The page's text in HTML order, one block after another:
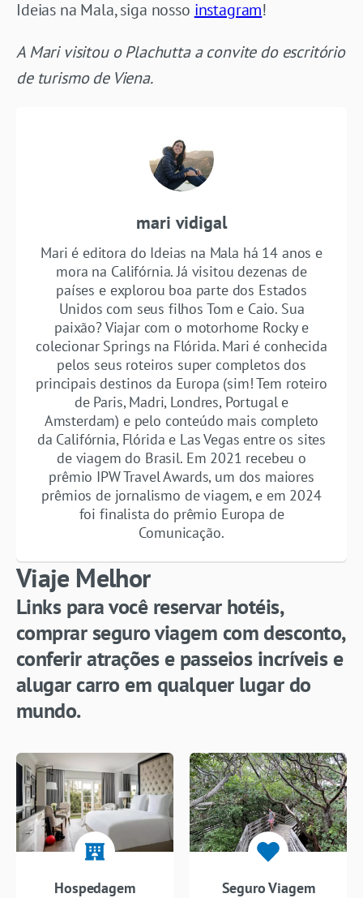
Ideias na Mala, siga nosso instagram!
A Mari visitou o Plachutta a convite do escritório
de turismo de Viena.
mari vidigal
Mari é editora do Ideias na Mala há 14 anos e
mora na Califórnia. Já visitou dezenas de
países e explorou boa parte dos Estados
Unidos com seus filhos Tom e Caio. Sua
paixão? Viajar com o motorhome Rocky e
colecionar Springs na Flórida. Mari é conhecida
pelos seus roteiros super completos dos
principais destinos da Europa (sim! Tem roteiro
de Paris, Madri, Londres, Portugal e
Amsterdam) e pelo conteúdo mais completo
da Califórnia, Flórida e Las Vegas entre os sites
de viagem do Brasil. Em 2021 recebeu o
prêmio IPW Travel Awards, um dos maiores
prêmios de jornalismo de viagem, e em 2024
foi finalista do prêmio Europa de
Comunicação.
Viaje Melhor
Links para você reservar hotéis,
comprar seguro viagem com desconto,
conferir atrações e passeios incríveis e
alugar carro em qualquer lugar do
mundo.
Hospedagem Seguro Viagem